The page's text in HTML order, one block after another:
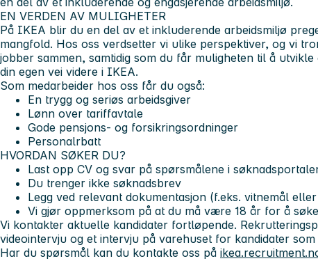
EN VERDEN AV MULIGHETER
På IKEA blir du en del av et inkluderende arbeidsmiljø
mangfold. Hos oss verdsetter vi ulike perspektiver, og vi
jobber sammen, samtidig som du får muligheten til å
din egen vei videre i IKEA.
Som medarbeider hos oss får du også:
En trygg og seriøs arbeidsgiver
Lønn over tariffavtale
Gode pensjons- og forsikringsordninger
Personalrbatt
HVORDAN SØKER DU?
Last opp CV og svar på spørsmålene i
Du trenger ikke søknadsbrev
Legg ved relevant dokumentasjon (f.eks. vitnemål
Vi gjør oppmerksom på at du må være 18 år for å
Vi kontakter aktuelle kandidater fortløpende.
videointervju og et intervju på varehuset for kandidater
Har du spørsmål kan du kontakte oss på